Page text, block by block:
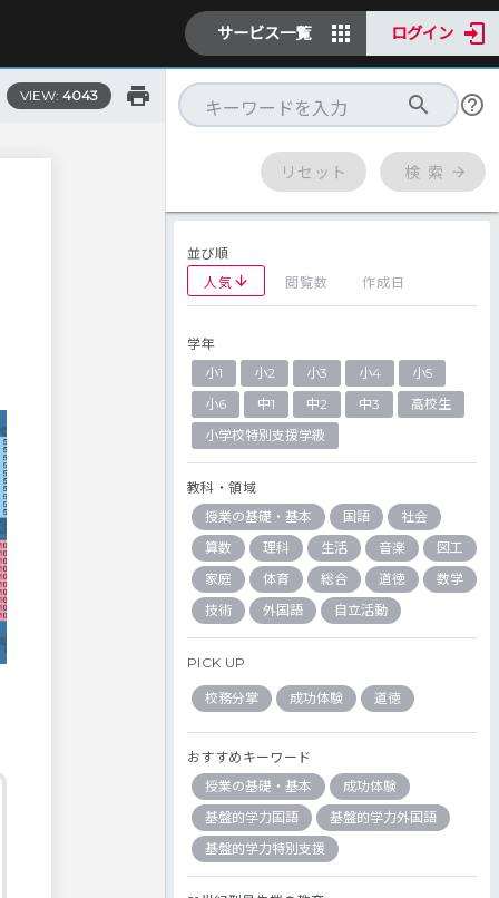
サービス一覧 ログイン
VIEW: 4043
リセット 検 索
並び順
人気
閲覧数 作成日
学年
小1
小2 小3 小4
小5
小6
中1 中2 中3
高校生
小学校特別支援学級
教科・領域
授業の基礎・基本
国語
社会
算数
理科 生活 音楽
図工
家庭
体育 総合 道徳
数学
技術
外国語 自立活動
PICK UP
校務分掌 成功体験 道徳
おすすめキーワード
授業の基礎・基本
成功体験
基盤的学力国語
基盤的学力外国語
基盤的学力特別支援